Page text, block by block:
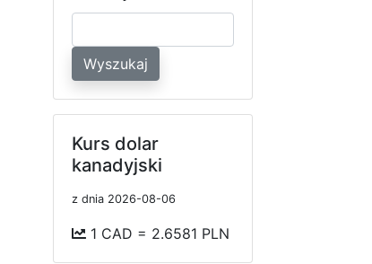
Wyszukaj
Kurs dolar
kanadyjski
z dnia 2026-08-06
1 CAD = 2.6581 PLN